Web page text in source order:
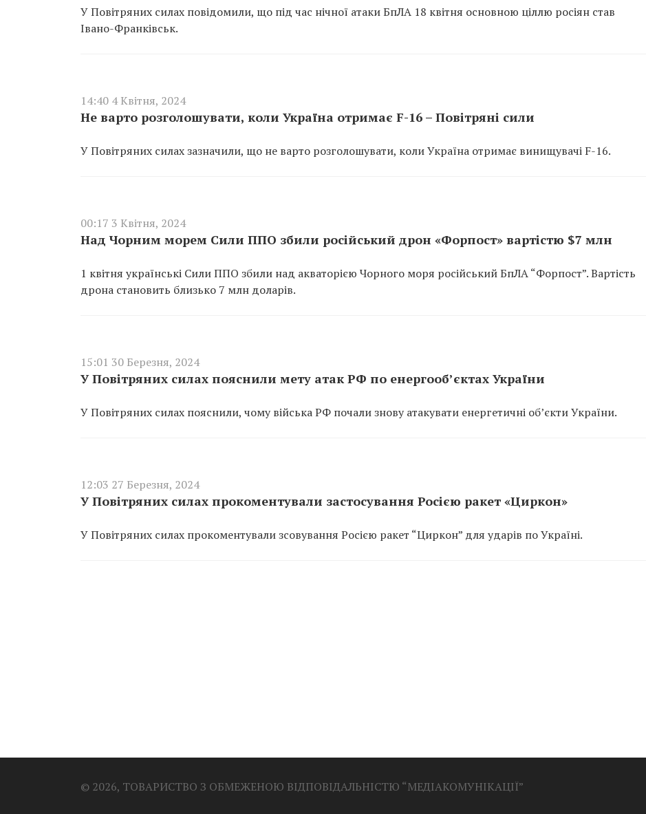
У Повітряних силах повідомили, що під час нічної атаки БпЛА 18 квітня основною ціллю росіян став
Івано-Франківськ.
14:40 4 Квітня, 2024
Не варто розголошувати, коли Україна отримає F-16 – Повітряні сили
У Повітряних силах зазначили, що не варто розголошувати, коли Україна отримає винищувачі F-16.
00:17 3 Квітня, 2024
Над Чорним морем Сили ППО збили російський дрон «Форпост» вартістю $7 млн
1 квітня українські Сили ППО збили над акваторією Чорного моря російський БпЛА “Форпост”. Вартість
дрона становить близько 7 млн доларів.
15:01 30 Березня, 2024
У Повітряних силах пояснили мету атак РФ по енергооб’єктах України
У Повітряних силах пояснили, чому війська РФ почали знову атакувати енергетичні об’єкти України.
12:03 27 Березня, 2024
У Повітряних силах прокоментували застосування Росією ракет «Циркон»
У Повітряних силах прокоментували зсовування Росією ракет “Циркон” для ударів по Україні.
© 2026, ТОВАРИСТВО З ОБМЕЖЕНОЮ ВІДПОВІДАЛЬНІСТЮ “МЕДІАКОМУНІКАЦІЇ”